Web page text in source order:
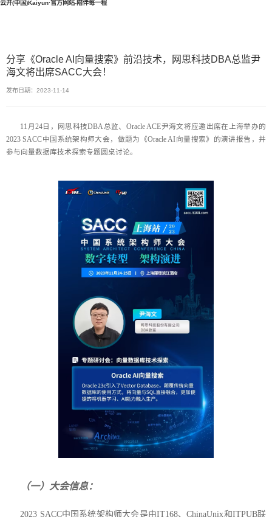
云开(中国)Kaiyun·官方网站-陪伴每一程
分享《Oracle AI向量搜索》前沿技术，网思科技DBA总监尹
海文将出席SACC大会！
发布日期：2023-11-14
11月24日，网思科技DBA总监、Oracle ACE尹海文将应邀出席在上海举办的
2023 SACC中国系统架构师大会，做题为《Oracle AI向量搜索》的演讲报告，并
参与向量数据库技术探索专题圆桌讨论。
（一）大会信息：
2023 SACC中国系统架构师大会是由IT168、ChinaUnix和ITPUB联